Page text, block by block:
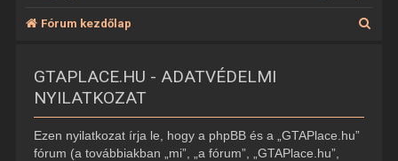
Fórum kezdőlap
GTAPLACE.HU - ADATVÉDELMI
NYILATKOZAT
Ezen nyilatkozat írja le, hogy a phpBB és a „GTAPlace.hu”
fórum (a továbbiakban „mi”, „a fórum”, „GTAPlace.hu”,